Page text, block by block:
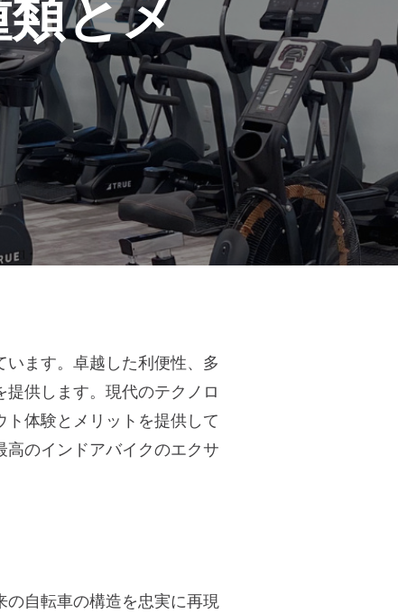
とメ
ます。卓越した利便性、多
供します。現代のテクノロ
体験とメリットを提供して
のインドアバイクのエクサ
の自転車の構造を忠実に再現